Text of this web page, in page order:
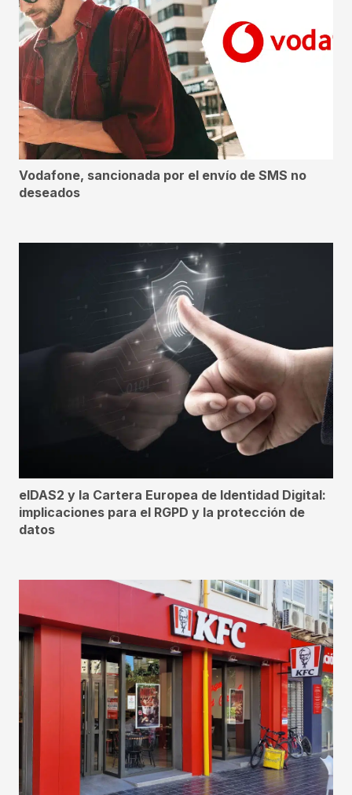
Vodafone, sancionada por el envío de SMS no
deseados
eIDAS2 y la Cartera Europea de Identidad Digital:
implicaciones para el RGPD y la protección de
datos